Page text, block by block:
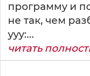
программу и
не так, чем
yyy:...
читать